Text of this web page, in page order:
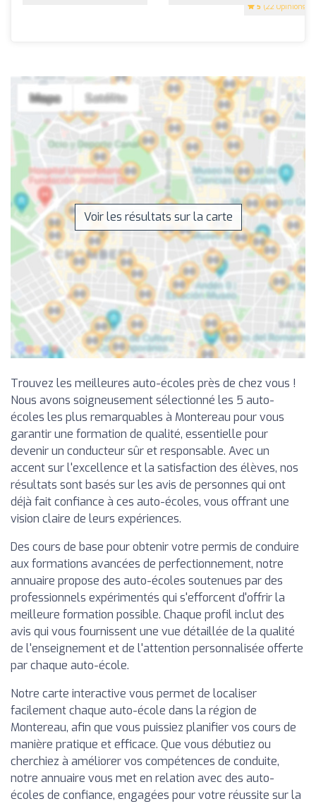
5 (22 Opinions)
Voir les résultats sur la carte
Trouvez les meilleures auto-écoles près de chez vous !
Nous avons soigneusement sélectionné les 5 auto-
écoles les plus remarquables à Montereau pour vous
garantir une formation de qualité, essentielle pour
devenir un conducteur sûr et responsable. Avec un
accent sur l'excellence et la satisfaction des élèves, nos
résultats sont basés sur les avis de personnes qui ont
déjà fait confiance à ces auto-écoles, vous offrant une
vision claire de leurs expériences.
Des cours de base pour obtenir votre permis de conduire
aux formations avancées de perfectionnement, notre
annuaire propose des auto-écoles soutenues par des
professionnels expérimentés qui s'efforcent d'offrir la
meilleure formation possible. Chaque profil inclut des
avis qui vous fournissent une vue détaillée de la qualité
de l'enseignement et de l'attention personnalisée offerte
par chaque auto-école.
Notre carte interactive vous permet de localiser
facilement chaque auto-école dans la région de
Montereau, afin que vous puissiez planifier vos cours de
manière pratique et efficace. Que vous débutiez ou
cherchiez à améliorer vos compétences de conduite,
notre annuaire vous met en relation avec des auto-
écoles de confiance, engagées pour votre réussite sur la